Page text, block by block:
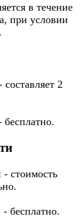
в течение
при условии
2
бесплатно.
- стоимость
бесплатно.